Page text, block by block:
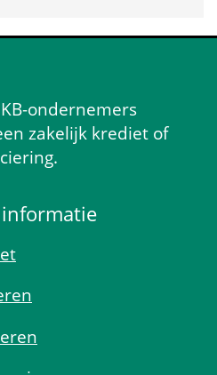
ondernemers
zakelijk krediet of